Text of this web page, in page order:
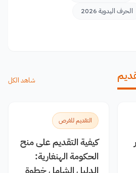
الحرف اليدوية 2026
شاهد الكل
التقديم للفرص
كيفية التقديم على منح
الحكومة الهنغارية:
الدليل الشامل خطوة